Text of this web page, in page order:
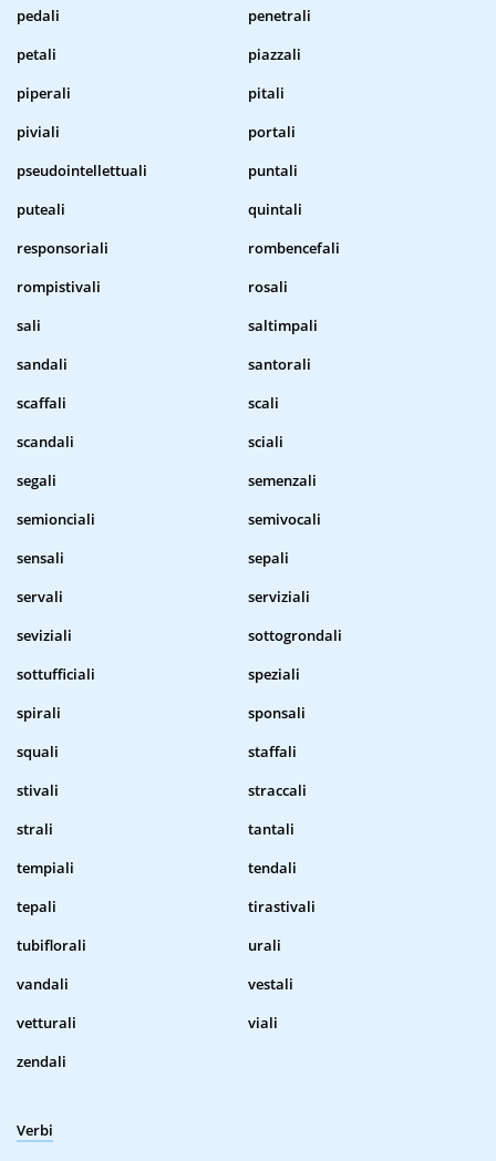
pedali
penetrali
petali
piazzali
piperali
pitali
piviali
portali
pseudointellettuali
puntali
puteali
quintali
responsoriali
rombencefali
rompistivali
rosali
sali
saltimpali
sandali
santorali
scaffali
scali
scandali
sciali
segali
semenzali
semionciali
semivocali
sensali
sepali
servali
serviziali
seviziali
sottogrondali
sottufficiali
speziali
spirali
sponsali
squali
staffali
stivali
straccali
strali
tantali
tempiali
tendali
tepali
tirastivali
tubiflorali
urali
vandali
vestali
vetturali
viali
zendali
Verbi